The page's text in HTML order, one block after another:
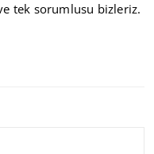
tek sorumlusu bizleriz.